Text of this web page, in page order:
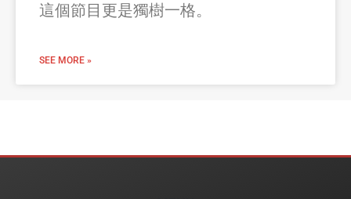
這個節目更是獨樹一格。
SEE MORE »